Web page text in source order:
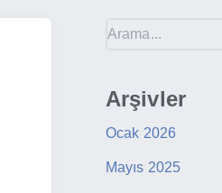
Arşivler
Ocak 2026
Mayıs 2025